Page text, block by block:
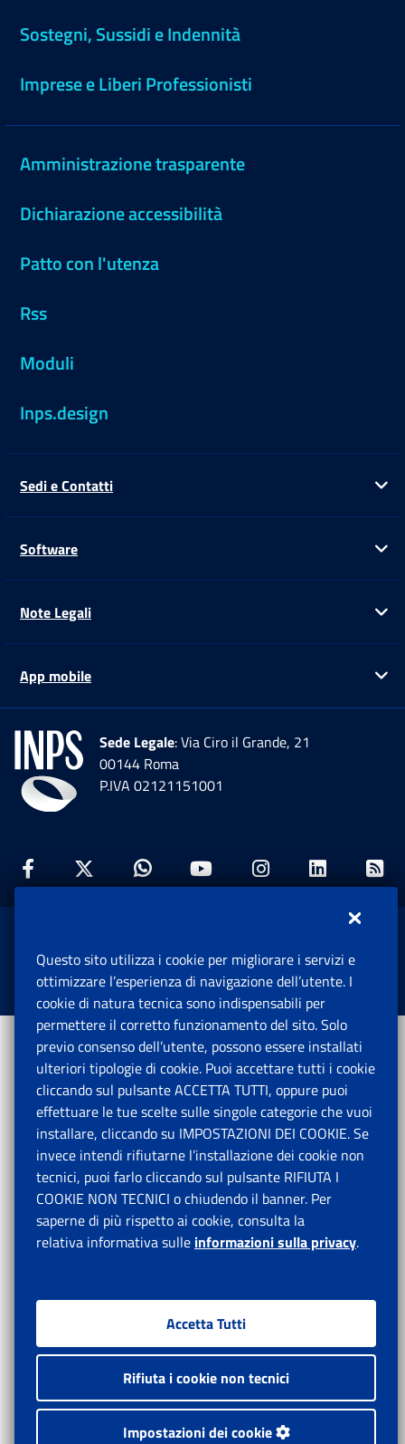
Sostegni, Sussidi e Indennità
Imprese e Liberi Professionisti
Amministrazione trasparente
Dichiarazione accessibilità
Patto con l'utenza
Rss
Moduli
Inps.design
Sedi e Contatti
Software
Note Legali
App mobile
Sede Legale: Via Ciro il Grande, 21
00144 Roma
P.IVA 02121151001
Facebook: Apre una nuova finestra
Twitter: Apre una nuova finestra
Whatsapp: Apre una nuova
Youtube: Apre una
Instagram:
Istituto Nazionale Previdenza Sociale.
Tutti i diritti riservati.
Questo sito utilizza i cookie per migliorare i servizi e
ottimizzare l’esperienza di navigazione dell’utente. I
cookie di natura tecnica sono indispensabili per
permettere il corretto funzionamento del sito. Solo
previo consenso dell’utente, possono essere installati
ulteriori tipologie di cookie. Puoi accettare tutti i cookie
cliccando sul pulsante ACCETTA TUTTI, oppure puoi
effettuare le tue scelte sulle singole categorie che vuoi
installare, cliccando su IMPOSTAZIONI DEI COOKIE. Se
invece intendi rifiutarne l’installazione dei cookie non
tecnici, puoi farlo cliccando sul pulsante RIFIUTA I
COOKIE NON TECNICI o chiudendo il banner. Per
saperne di più rispetto ai cookie, consulta la
relativa informativa sulle informazioni sulla privacy.
Accetta Tutti
Rifiuta i cookie non tecnici
Impostazioni dei cookie